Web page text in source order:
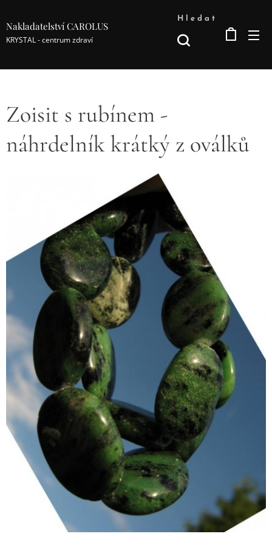
Nakladatelství CAROLUS
KRYSTAL - centrum zdraví
Hledat
Zoisit s rubínem -
náhrdelník krátký z oválků